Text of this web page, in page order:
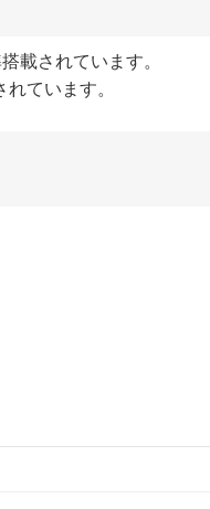
載されています。
ています。